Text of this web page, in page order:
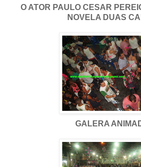
O ATOR PAULO CESAR
NOVELA DUAS
GALERA